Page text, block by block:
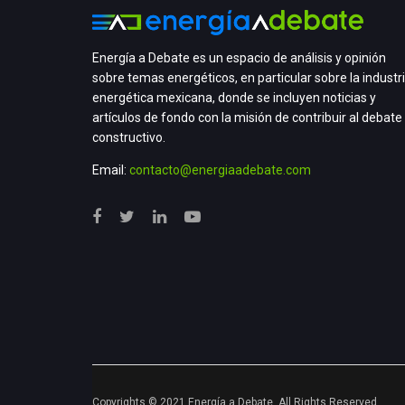
Energía a Debate es un espacio de análisis y opinión
sobre temas energéticos, en particular sobre la
energética mexicana, donde se incluyen noticias y
artículos de fondo con la misión de contribuir al debate
constructivo.
Email: contacto@energiaadebate.com
Copyrights © 2021 Energía a Debate. All Rights Reserved.